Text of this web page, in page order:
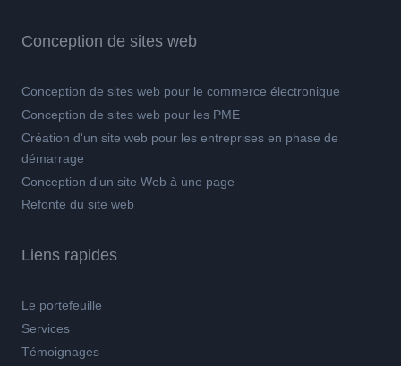
Conception de sites web
Conception de sites web pour le commerce électronique
Conception de sites web pour les PME
Création d'un site web pour les entreprises en phase de
démarrage
Conception d'un site Web à une page
Refonte du site web
Liens rapides
Le portefeuille
Services
Témoignages